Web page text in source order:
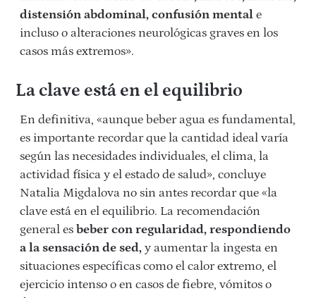
distensión abdominal, confusión mental e
incluso o alteraciones neurológicas graves en los
casos más extremos».
La clave está en el equilibrio
En definitiva, «aunque beber agua es fundamental,
es importante recordar que la cantidad ideal varía
según las necesidades individuales, el clima, la
actividad física y el estado de salud», concluye
Natalia Migdalova no sin antes recordar que «la
clave está en el equilibrio. La recomendación
general es beber con regularidad, respondiendo
a la sensación de sed, y aumentar la ingesta en
situaciones específicas como el calor extremo, el
ejercicio intenso o en casos de fiebre, vómitos o